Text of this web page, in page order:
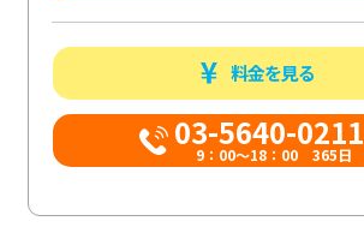
料金を見る
03-5640-0211
9：00～18：00 365日